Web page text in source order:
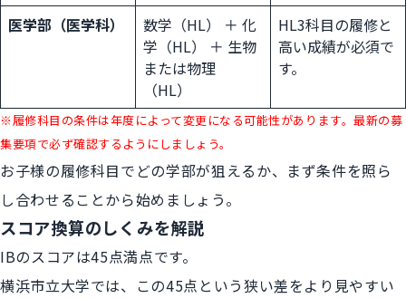
医学部（医学科）
数学（HL） ＋ 化
学（HL） ＋ 生物
または物理
（HL）
HL3科目の履修と
高い成績が必須で
す。
※履修科目の条件は年度によって変更になる可能性があります。最新の募
集要項で必ず確認するようにしましょう。
お子様の履修科目でどの学部が狙えるか、まず条件を照ら
し合わせることから始めましょう。
スコア換算のしくみを解説
IBのスコアは45点満点です。
横浜市立大学では、この45点という狭い差をより見やすい